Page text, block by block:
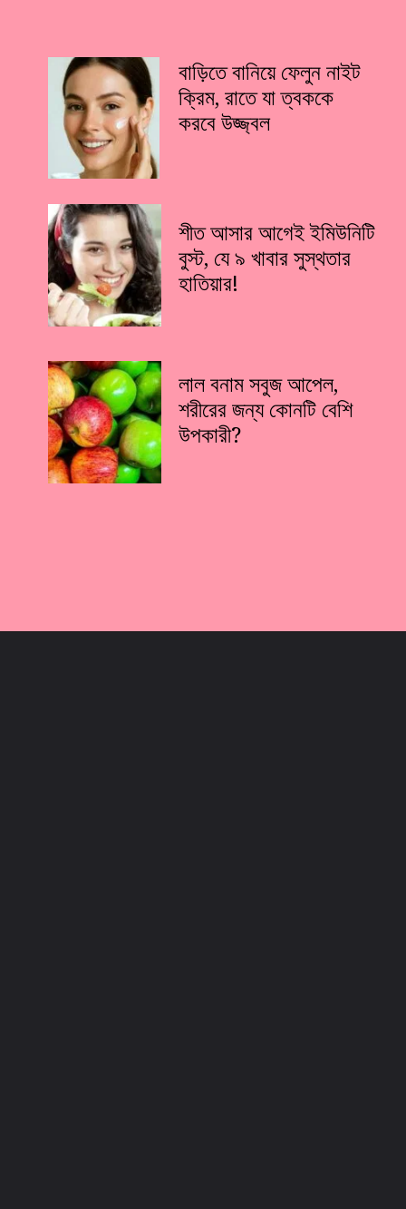
লাল বনাম সবুজ আপেল,
শরীরের জন্য কোনটি বেশি
উপকারী?
শীত আসার আগেই ইমিউনিটি
বুস্ট, যে ৯ খাবার সুস্থতার
হাতিয়ার!
বাড়িতে বানিয়ে ফেলুন নাইট
ক্রিম, রাতে যা ত্বককে
করবে উজ্জ্বল